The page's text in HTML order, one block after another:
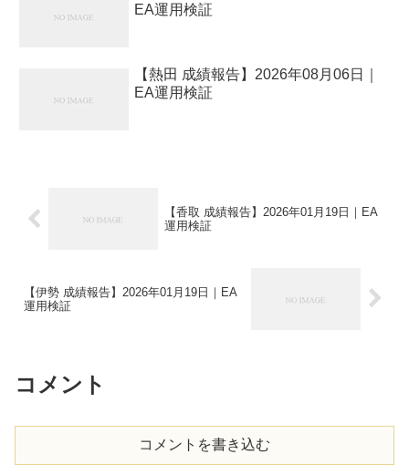
EA運用検証
【熱田 成績報告】2026年08月06日｜
EA運用検証
【香取 成績報告】2026年01月19日｜EA
運用検証
【伊勢 成績報告】2026年01月19日｜EA
運用検証
コメント
コメントを書き込む